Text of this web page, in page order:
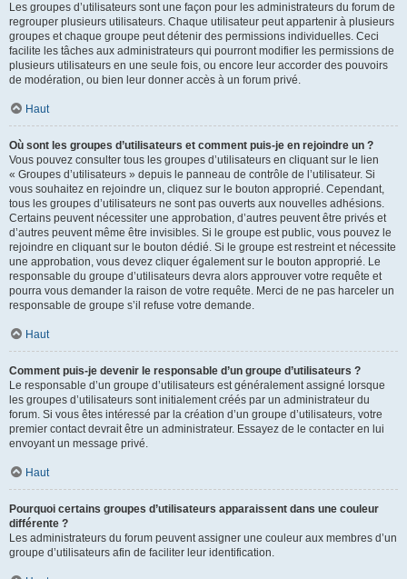
Les groupes d’utilisateurs sont une façon pour les administrateurs du forum de
regrouper plusieurs utilisateurs. Chaque utilisateur peut appartenir à plusieurs
groupes et chaque groupe peut détenir des permissions individuelles. Ceci
facilite les tâches aux administrateurs qui pourront modifier les permissions de
plusieurs utilisateurs en une seule fois, ou encore leur accorder des pouvoirs
de modération, ou bien leur donner accès à un forum privé.
Haut
Où sont les groupes d’utilisateurs et comment puis-je en rejoindre un ?
Vous pouvez consulter tous les groupes d’utilisateurs en cliquant sur le lien
« Groupes d’utilisateurs » depuis le panneau de contrôle de l’utilisateur. Si
vous souhaitez en rejoindre un, cliquez sur le bouton approprié. Cependant,
tous les groupes d’utilisateurs ne sont pas ouverts aux nouvelles adhésions.
Certains peuvent nécessiter une approbation, d’autres peuvent être privés et
d’autres peuvent même être invisibles. Si le groupe est public, vous pouvez le
rejoindre en cliquant sur le bouton dédié. Si le groupe est restreint et nécessite
une approbation, vous devez cliquer également sur le bouton approprié. Le
responsable du groupe d’utilisateurs devra alors approuver votre requête et
pourra vous demander la raison de votre requête. Merci de ne pas harceler un
responsable de groupe s’il refuse votre demande.
Haut
Comment puis-je devenir le responsable d’un groupe d’utilisateurs ?
Le responsable d’un groupe d’utilisateurs est généralement assigné lorsque
les groupes d’utilisateurs sont initialement créés par un administrateur du
forum. Si vous êtes intéressé par la création d’un groupe d’utilisateurs, votre
premier contact devrait être un administrateur. Essayez de le contacter en lui
envoyant un message privé.
Haut
Pourquoi certains groupes d’utilisateurs apparaissent dans une couleur
différente ?
Les administrateurs du forum peuvent assigner une couleur aux membres d’un
groupe d’utilisateurs afin de faciliter leur identification.